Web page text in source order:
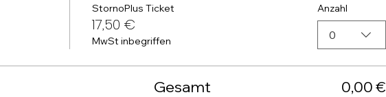
StornoPlus Ticket
17,50 €
MwSt inbegriffen
Anzahl
0
Gesamt
0,00 €